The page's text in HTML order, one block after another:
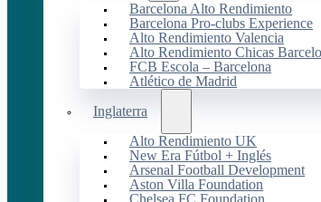
Barcelona Alto Rendimiento
Barcelona Pro-clubs Experience
Alto Rendimiento Valencia
Alto Rendimiento Chicas
FCB Escola – Barcelona
Atlético de Madrid
Inglaterra
Alto Rendimiento UK
New Era Fútbol + Inglés
Arsenal Football Development
Aston Villa Foundation